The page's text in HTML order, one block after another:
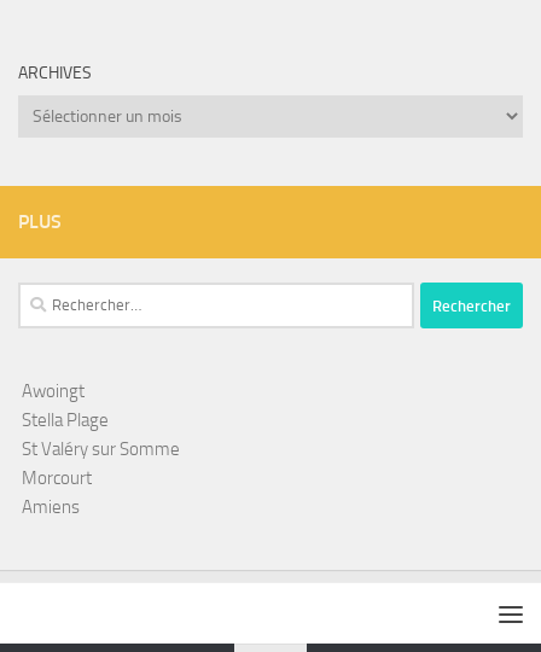
ARCHIVES
Archives
PLUS
Rechercher :
Awoingt
Stella Plage
St Valéry sur Somme
Morcourt
Amiens